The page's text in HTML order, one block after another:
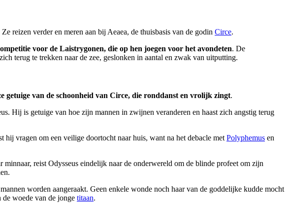
reizen verder en meren aan bij Aeaea, de thuisbasis van de godin Circe.
voor de Laistrygonen, die op hen joegen voor het avondeten. De
terug te trekken naar de zee, geslonken in aantal en zwak van uitputting.
getuige van de schoonheid van Circe, die ronddanst en vrolijk zingt.
Hij is getuige van hoe zijn mannen in zwijnen veranderen en haast zich angstig terug
hij vragen om een veilige doortocht naar huis, want na het debacle met Polyphemus en
reist Odysseus eindelijk naar de onderwereld om de blinde profeet om zijn
worden aangeraakt. Geen enkele wonde noch haar van de goddelijke kudde mocht
de woede van de jonge titaan.